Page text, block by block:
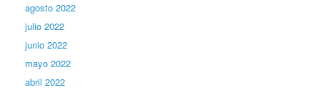
agosto 2022
julio 2022
junio 2022
mayo 2022
abril 2022